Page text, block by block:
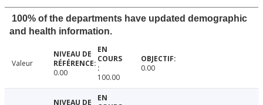
100% of the departments have updated demographic
and health information.
Valeur
0.00
100.00
0.00